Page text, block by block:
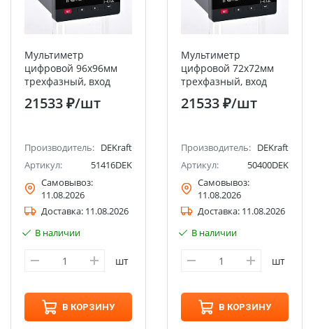
Мультиметр
цифровой 96х96мм
трехфазный, вход
600В 5А, LED-дисплей
МТ-96D DEKraft
21533 ₽/шт
Производитель: DEKraft
Артикул:
51416DEK
Самовывоз:
11.08.2026
Доставка: 11.08.2026
В наличии
шт
В КОРЗИНУ
Мультиметр
цифровой 72х72мм
трехфазный, вход
600В 5А, LED-дисплей
МТ-72D DEKraft
21533 ₽/шт
Производитель: DEKraft
Артикул:
50400DEK
Самовывоз:
11.08.2026
Доставка: 11.08.2026
В наличии
шт
В КОРЗИНУ